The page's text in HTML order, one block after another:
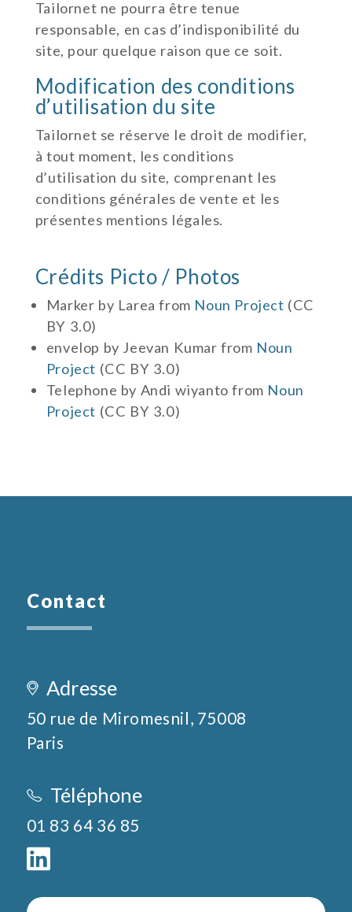
Tailornet ne pourra être tenue
responsable, en cas d’indisponibilité du
site, pour quelque raison que ce soit.
Modification des conditions
d’utilisation du site
Tailornet se réserve le droit de modifier,
à tout moment, les conditions
d’utilisation du site, comprenant les
conditions générales de vente et les
présentes mentions légales.
Crédits Picto / Photos
Marker by Larea from Noun Project (CC
BY 3.0)
envelop by Jeevan Kumar from Noun
Project (CC BY 3.0)
Telephone by Andi wiyanto from Noun
Project (CC BY 3.0)
Contact
Adresse
50 rue de Miromesnil, 75008
Paris
Téléphone
01 83 64 36 85
